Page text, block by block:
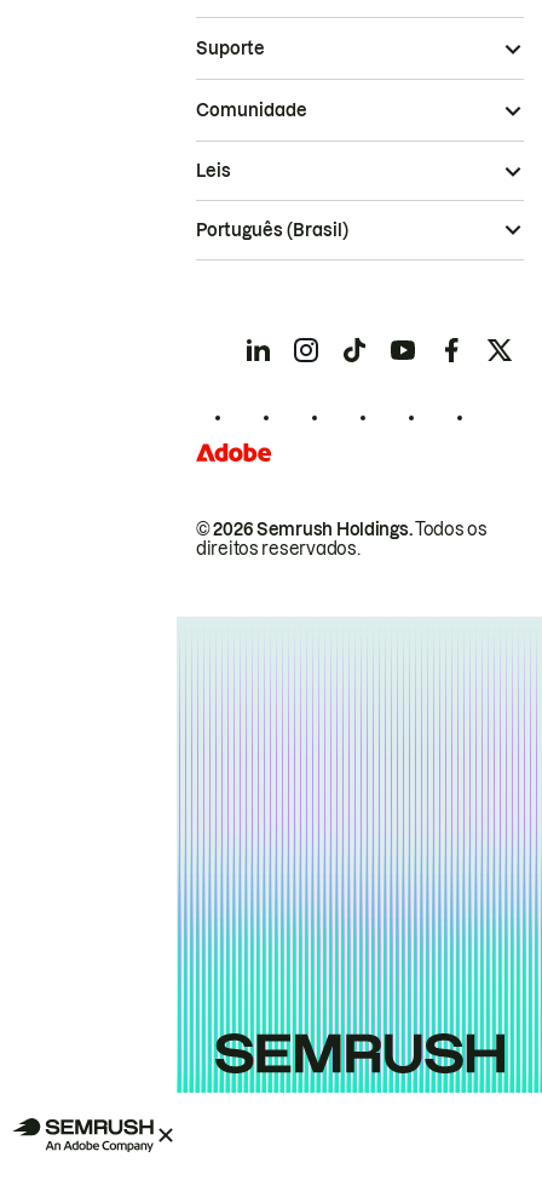
Suporte
Comunidade
© 2026 Semrush Holdings.Todos os
direitos reservados.
Leis
Português (Brasil)